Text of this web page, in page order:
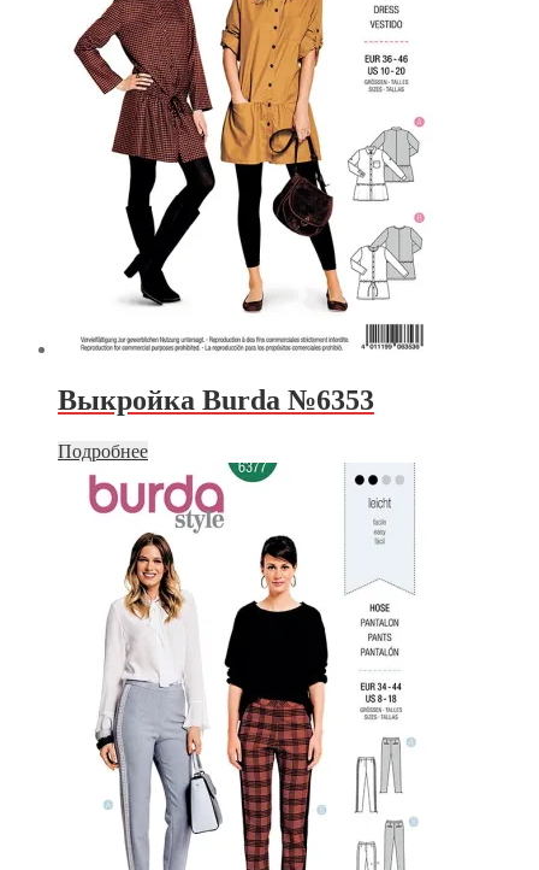
Выкройка Burda №6353
Подробнее